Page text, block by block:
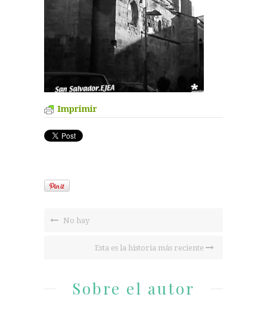
Imprimir
No hay
Esta es la historia más reciente
Sobre el autor